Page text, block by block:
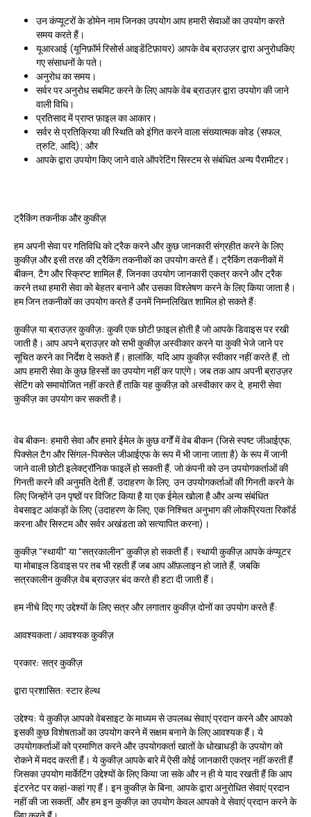
उन कंप्यूटरों के डोमेन नाम जिनका उपयोग आप हमारी सेवाओं का उपयोग करते
समय करते हैं।
यूआरआई (यूनिफ़ॉर्म रिसोर्स आइडेंटिफ़ायर) आपके वेब ब्राउज़र द्वारा अनुरोधकिए
गए संसाधनों के पते।
अनुरोध का समय।
सर्वर पर अनुरोध सबमिट करने के लिए आपके वेब ब्राउज़र द्वारा उपयोग की जाने
वाली विधि।
प्रतिसाद में प्राप्त फ़ाइल का आकार।
सर्वर से प्रतिक्रिया की स्थिति को इंगित करने वाला संख्यात्मक कोड (सफल,
त्रुटि, आदि); और
आपके द्वारा उपयोग किए जाने वाले ऑपरेटिंग सिस्टम से संबंधित अन्य पैरामीटर।
ट्रैकिंग तकनीक और कुकीज़
हम अपनी सेवा पर गतिविधि को ट्रैक करने और कुछ जानकारी संग्रहीत करने के लिए
कुकीज़ और इसी तरह की ट्रैकिंग तकनीकों का उपयोग करते हैं। ट्रैकिंग तकनीकों में
बीकन, टैग और स्क्रिप्ट शामिल हैं, जिनका उपयोग जानकारी एकत्र करने और ट्रैक
करने तथा हमारी सेवा को बेहतर बनाने और उसका विश्लेषण करने के लिए किया जाता है।
हम जिन तकनीकों का उपयोग करते हैं उनमें निम्नलिखित शामिल हो सकते हैं:
कुकीज़ या ब्राउज़र कुकीज़: कुकी एक छोटी फ़ाइल होती है जो आपके डिवाइस पर रखी
जाती है। आप अपने ब्राउज़र को सभी कुकीज़ अस्वीकार करने या कुकी भेजे जाने पर
सूचित करने का निर्देश दे सकते हैं। हालांकि, यदि आप कुकीज़ स्वीकार नहीं करते हैं, तो
आप हमारी सेवा के कुछ हिस्सों का उपयोग नहीं कर पाएंगे। जब तक आप अपनी ब्राउज़र
सेटिंग को समायोजित नहीं करते हैं ताकि यह कुकीज़ को अस्वीकार कर दे, हमारी सेवा
कुकीज़ का उपयोग कर सकती है।
वेब बीकन: हमारी सेवा और हमारे ईमेल के कुछ वर्गों में वेब बीकन (जिसे स्पष्ट जीआईएफ,
पिक्सेल टैग और सिंगल-पिक्सेल जीआईएफ के रूप में भी जाना जाता है) के रूप में जानी
जाने वाली छोटी इलेक्ट्रॉनिक फाइलें हो सकती हैं, जो कंपनी को उन उपयोगकर्ताओं की
गिनती करने की अनुमति देती हैं, उदाहरण के लिए, उन उपयोगकर्ताओं की गिनती करने के
लिए जिन्होंने उन पृष्ठों पर विजिट किया है या एक ईमेल खोला है और अन्य संबंधित
वेबसाइट आंकड़ों के लिए (उदाहरण के लिए, एक निश्चित अनुभाग की लोकप्रियता रिकॉर्ड
करना और सिस्टम और सर्वर अखंडता को सत्यापित करना)।
कुकीज़"स्थायी" या "सत्रकालीन" कुकीज़ हो सकती हैं। स्थायी कुकीज़ आपके कंप्यूटर
या मोबाइल डिवाइस पर तब भी रहती हैं जब आप ऑफ़लाइन हो जाते हैं, जबकि
सत्रकालीन कुकीज़ वेब ब्राउज़र बंद करते ही हटा दी जाती हैं।
हम नीचे दिए गए उद्देश्यों के लिए सत्र और लगातार कुकीज़ दोनों का उपयोग करते हैं:
आवश्यकता / आवश्यक कुकीज़
प्रकार: सत्र कुकीज़
द्वारा प्रशासित: स्टार हेल्थ
उद्देश्य: ये कुकीज़ आपको वेबसाइट के माध्यम से उपलब्ध सेवाएं प्रदान करने और आपको
इसकी कुछ विशेषताओं का उपयोग करने में सक्षम बनाने के लिए आवश्यक हैं। ये
उपयोगकर्ताओं को प्रमाणित करने और उपयोगकर्ता खातों के धोखाधड़ी के उपयोग को
रोकने में मदद करती हैं। ये कुकीज़ आपके बारे में ऐसी कोई जानकारी एकत्र नहीं करती हैं
जिसका उपयोग मार्केटिंग उद्देश्यों के लिए किया जा सके और न ही ये याद रखती हैं कि आप
इंटरनेट पर कहां-कहां गए हैं। इन कुकीज़ के बिना, आपके द्वारा अनुरोधित सेवाएं प्रदान
नहीं की जा सकतीं, और हम इन कुकीज़ का उपयोग केवल आपको वे सेवाएं प्रदान करने के